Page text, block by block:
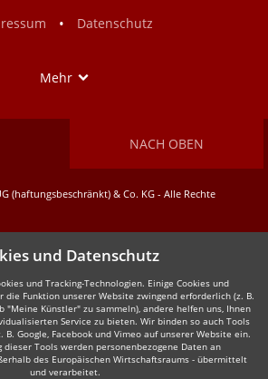
• Datenschutz
Mehr
NACH OBEN
(haftungsbeschränkt) & Co. KG - Alle Rechte
und Datenschutz
und Tracking-Technologien. Einige Cookies und
die Funktion unserer Website zwingend erforderlich (z. B.
"Meine Künstler" zu sammeln), andere helfen uns, Ihnen
Service zu bieten. Wir binden so auch Tools
Google, Facebook und Vimeo auf unserer Website ein.
dieser Tools werden personenbezogene Daten an
des Europäischen Wirtschaftsraums - übermittelt
und verarbeitet.